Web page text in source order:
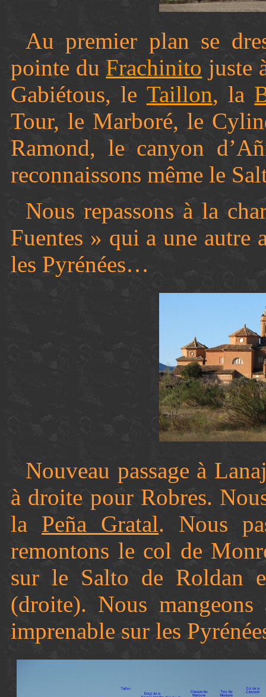
Au premier plan se
pointe du Frachinito juste
Gabiétous, le Taillon, la
Tour, le Marboré, le
Ramond, le canyon
reconnaissons même le
Nous repassons à la
Fuentes » qui a une autre
les Pyrénées…
Nouveau passage à
à droite pour Robres.
la Peña Gratal. Nous
remontons le col de
sur le Salto de Roldan
(droite). Nous
imprenable sur les